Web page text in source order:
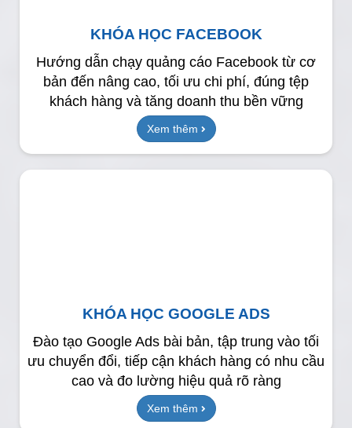
KHÓA HỌC FACEBOOK
Hướng dẫn chạy quảng cáo Facebook từ cơ
bản đến nâng cao, tối ưu chi phí, đúng tệp
khách hàng và tăng doanh thu bền vững
Xem thêm
KHÓA HỌC GOOGLE ADS
Đào tạo Google Ads bài bản, tập trung vào tối
ưu chuyển đổi, tiếp cận khách hàng có nhu cầu
cao và đo lường hiệu quả rõ ràng
Xem thêm